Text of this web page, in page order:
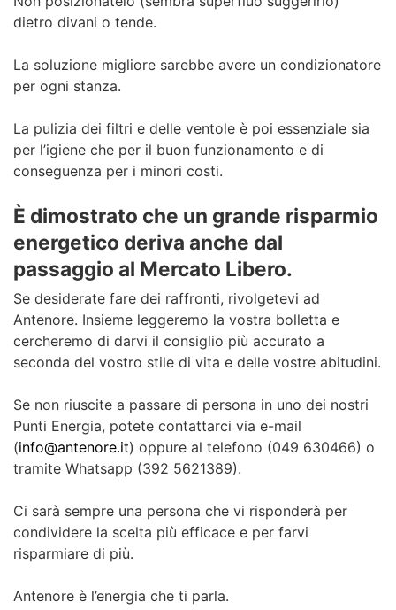
dietro divani o tende.
La soluzione migliore sarebbe avere un condizionatore
per ogni stanza.
La pulizia dei filtri e delle ventole è poi essenziale sia
per l’igiene che per il buon funzionamento e di
conseguenza per i minori costi.
È dimostrato che un grande risparmio
energetico deriva anche dal
passaggio al Mercato Libero.
Se desiderate fare dei raffronti, rivolgetevi ad
Antenore. Insieme leggeremo la vostra bolletta e
cercheremo di darvi il consiglio più accurato a
seconda del vostro stile di vita e delle vostre abitudini.
Se non riuscite a passare di persona in uno dei nostri
Punti Energia, potete contattarci via e-mail
(info@antenore.it) oppure al telefono (049 630466) o
tramite Whatsapp (392 5621389).
Ci sarà sempre una persona che vi risponderà per
condividere la scelta più efficace e per farvi
risparmiare di più.
Antenore è l’energia che ti parla.